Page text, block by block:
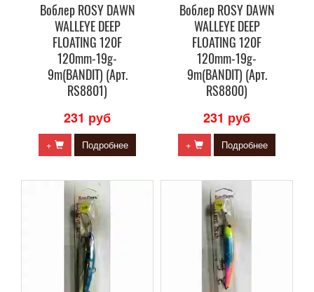
Воблер ROSY DAWN
WALLEYE DEEP
FLOATING 120F
120mm-19g-
9m(BANDIT) (Арт.
RS8801)
231 руб
+ Подробнее
Воблер ROSY DAWN
WALLEYE DEEP
FLOATING 120F
120mm-19g-
9m(BANDIT) (Арт.
RS8800)
231 руб
+ Подробнее